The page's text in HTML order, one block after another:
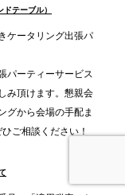
が紹介され
動時間ゼロ
伸びた「宅配
文化
テーブル）
ケータリング出張パ
パーティーサービス
み頂けます。懇親会
グから会場の手配ま
ご相談ください！